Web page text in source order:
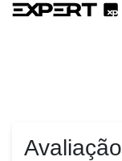
Avaliação